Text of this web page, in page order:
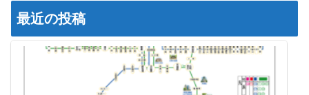
最近の投稿